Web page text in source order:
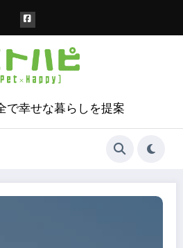
で幸せな暮らしを提案